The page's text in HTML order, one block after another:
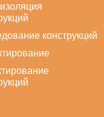
конструкций